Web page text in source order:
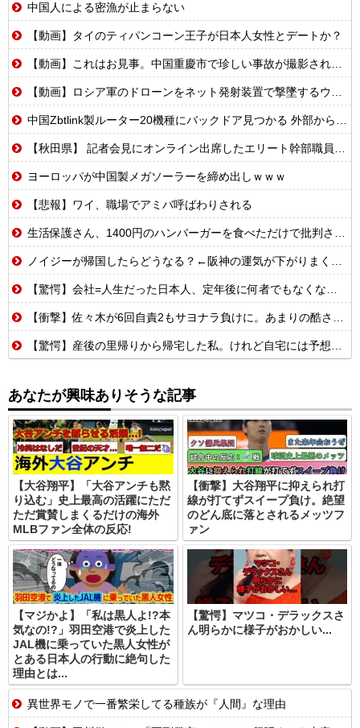
中国人による密漁が止まらない
【動画】タイのティパンコーン王子が日本人女性とデートか？
【動画】これはお見事。中国重慶市で珍しい事故が撮影される。
【動画】ロシア軍のドローンをネット発射装置で撃墜するウクライナ。
中国Zbtlink製ルーター20機種にバックドア見つかる 外部から完全制御のおそれ
【秋田県】 記者会見にオンライン出席したエリート幹部職員、バスローブ姿でタバコを吸いながら説明 県が聞き取りへ
ヨーロッパが中国製メガソーラーを締め出しｗｗｗ
【悲報】ワイ、職場でアミバ呼ばわりされる
生活保護さん、1400円のハンバーガーを食べただけで批判される
ノイジーが帰国したらどうなる？←阪神の運気が下がりまくるやろな
【驚愕】会社=人生だった日本人、定年後に何者でもなくなるwww
【衝撃】佐々木が6回自責2もサヨナラ負けに。あまりの酷さにドン引きするドジャースファン
【驚愕】産後の里帰りから帰宅した私。けれど自宅には予想もしない人物が住み着いており……義父「お!嫁ちゃんお疲れ!俺もしばらく厄介になるよ」ギャンブル中毒&借金まみれな義父だった!
あなたが興味ありそうな記事
【大谷翔平】「大谷アンチも黙
り込む」史上最高の活躍にただ
ただ賞賛しまくるだけの海外
MLBファン全体の反応!
【衝撃】大谷翔平に抑えられ打
線が打てずスイープ負け。絶望
のどん底に落とされるメッツフ
ァン
【マジかよ】「私は黒人よ!?本
気なの!?」羽田空港で炎上した
JAL機に乗っていた黒人女性が
とある日本人の行動に絶句した
理由とは...
【驚愕】マツコ・デラックスさ
ん明らかに様子がおかしい...
異世界モノで一番繁栄してる種族が『人間』な理由